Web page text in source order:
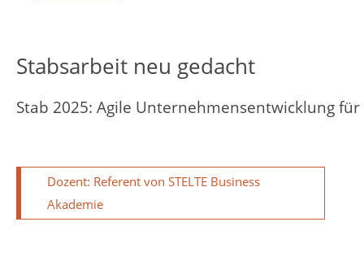
Stabsarbeit neu gedacht
Stab 2025: Agile Unternehmensentwicklung
Dozent: Referent von STELTE Business
Akademie